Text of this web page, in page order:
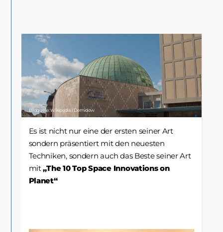
Bildquelle: Wikipedia / Demidow
Es ist nicht nur eine der ersten seiner Art
sondern präsentiert mit den neuesten
Techniken, sondern auch das Beste seiner Art
mit„The 10 Top Space Innovations on
Planet“